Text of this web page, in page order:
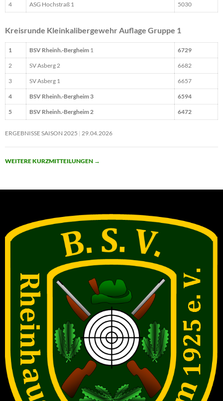
4 ASG Hochstraß 1 5030
Kreisrunde Kleinkalibergewehr Auflage Gruppe 1
1 BSV Rheinh.-Bergheim 1 6729
2 SV Asberg 2 6682
3 SV Asberg 1 6657
4 BSV Rheinh.-Bergheim 3 6594
5 BSV Rheinh.-Bergheim 2 6472
ERGEBNISSE SAISON 2025 29.04.2026
WEITERE KURZMITTEILUNGEN →